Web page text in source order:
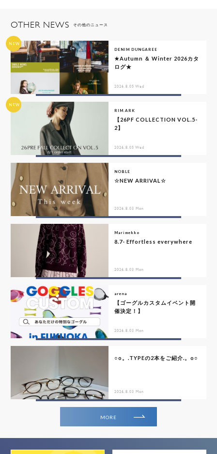
OTHER NEWS その他のニュース
NEW
DENIM DUNGAREE
★Autumn ＆ Winter 2026カタ
ログ★
2026.8.05 Wed
NEW
RIM.ARK
【26PF COLLECTION VOL.5-
2】
2026.8.05 Wed
NOBLE
☆NEW ARRIVAL☆
2026.8.03 Mon
Marimekko
8.7- Effortless everywhere
2026.8.03 Mon
arena
【ゴーグルカスタムイベント開
催決定！】
2026.8.03 Mon
○o。.TYPEの2本をご紹介.。o○
2026.8.03 Mon
MORE